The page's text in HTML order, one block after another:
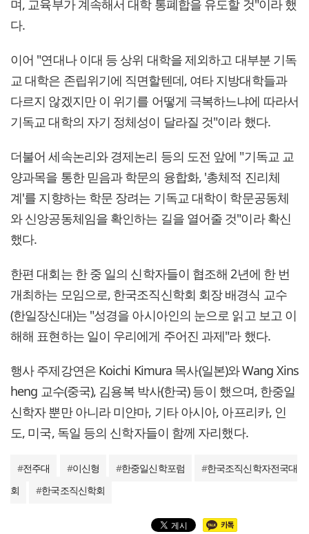
며, 교육부가 계속해서 대학 통폐합을 유도할 것"이라 했
다.
이어 "연대나 이대 등 상위 대학을 제외하고 대부분 기독
교 대학은 존립위기에 직면할텐데, 여타 지방대학들과
다르지 않겠지만 이 위기를 어떻게 극복하느냐에 따라서
기독교 대학의 자기 정체성이 달라질 것"이라 했다.
더불어 세속논리와 경제논리 등의 도전 앞에 "기독교 교
양과목을 통한 믿음과 학문의 융합화, '총체적 진리체
계'를 지향하는 학문 장려는 기독교 대학이 학문공동체
와 신앙공동체임을 확인하는 길을 열어줄 것"이라 확신
했다.
한편 대회는 한 중 일의 신학자들이 협조해 2년에 한 번
개최하는 모임으로, 한국조직신학회 회장 배경식 교수
(한일장신대)는 "성경을 아시아인의 눈으로 읽고 보고 이
해해 표현하는 일이 우리에게 주어진 과제"라 했다.
행사 주제강연은 Koichi Kimura 목사(일본)와 Wang Xins
heng 교수(중국), 김용복 박사(한국) 등이 했으며, 한중일
신학자 뿐만 아니라 미얀마, 기타 아시아, 아프리카, 인
도, 미국, 독일 등의 신학자들이 함께 자리했다.
#전주대 #이신형 #한중일신학포럼 #한국조직신학자전국대
회
#한국조직신학회